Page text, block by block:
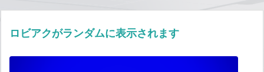
ロビアクがランダムに表示されます